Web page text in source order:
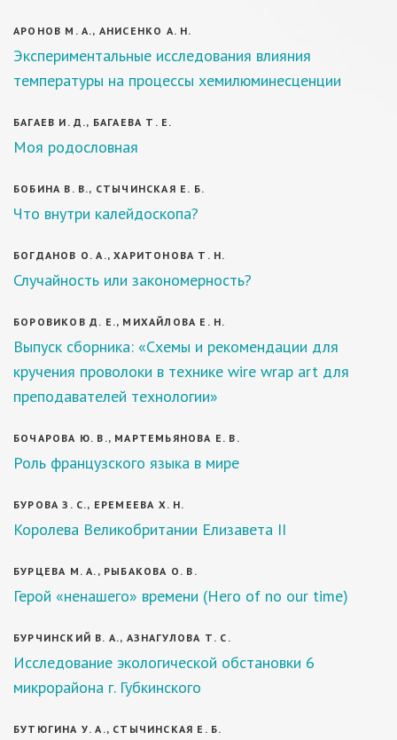
АРОНОВ М. А., АНИСЕНКО А. Н.
Экспериментальные исследования влияния
температуры на процессы хемилюминесценции
БАГАЕВ И. Д., БАГАЕВА Т. Е.
Моя родословная
БОБИНА В. В., СТЫЧИНСКАЯ Е. Б.
Что внутри калейдоскопа?
БОГДАНОВ О. А., ХАРИТОНОВА Т. Н.
Случайность или закономерность?
БОРОВИКОВ Д. Е., МИХАЙЛОВА Е. Н.
Выпуск сборника: «Схемы и рекомендации для
кручения проволоки в технике wire wrap art для
преподавателей технологии»
БОЧАРОВА Ю. В., МАРТЕМЬЯНОВА Е. В.
Роль французского языка в мире
БУРОВА З. С., ЕРЕМЕЕВА Х. Н.
Королева Великобритании Елизавета II
БУРЦЕВА М. А., РЫБАКОВА О. В.
Герой «ненашего» времени (Hero of no our time)
БУРЧИНСКИЙ В. А., АЗНАГУЛОВА Т. С.
Исследование экологической обстановки 6
микрорайона г. Губкинского
БУТЮГИНА У. А., СТЫЧИНСКАЯ Е. Б.